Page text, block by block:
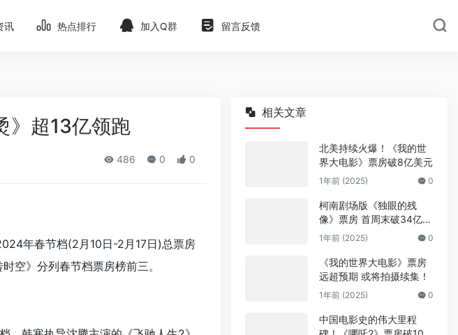
讯 热点排行 加入Q群 留言反馈
》超13亿领跑
486 0 0
年春节档(2月10日-2月17日)总票房
时空》分列春节档票房榜前三。
相关文章
北美持续火爆！《我的世
界大电影》票房破8亿美元
1年前 (2025) 0
柯南剧场版《独眼的残
像》票房 首周末破34亿日
元
1年前 (2025) 0
《我的世界大电影》票房
远超预期 或将拍摄续集！
1年前 (2025) 0
中国电影史的伟大里程